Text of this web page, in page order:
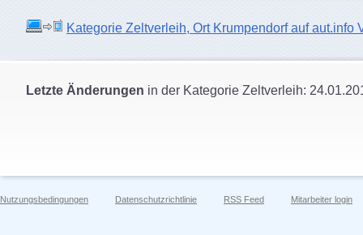
Kategorie Zeltverleih, Ort Krumpendorf auf aut.info
Letzte Änderungen in der Kategorie Zeltverleih:
Nutzungsbedingungen Datenschutzrichtlinie RSS Feed Mitarbeiter login